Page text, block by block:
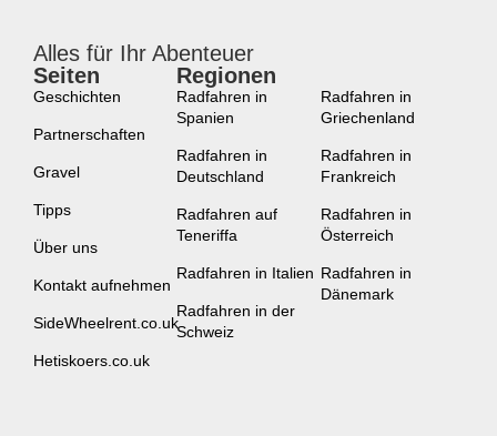
Alles für Ihr Abenteuer
Seiten
Geschichten
Partnerschaften
Gravel
Tipps
Über uns
Kontakt aufnehmen
SideWheelrent.co.uk
Hetiskoers.co.uk
Regionen
Radfahren in
Spanien
Radfahren in
Deutschland
Radfahren auf
Teneriffa
Radfahren in Italien
Radfahren in der
Schweiz
Radfahren in
Griechenland
Radfahren in
Frankreich
Radfahren in
Österreich
Radfahren in
Dänemark